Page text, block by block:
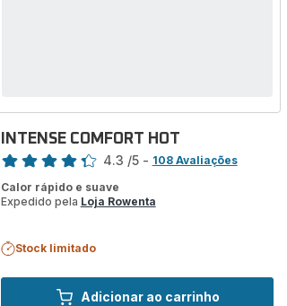
Adicionar ao carrinho
INTENSE COMFORT HOT
Classificação
4.3 /5 - 108 Avaliações
Calor rápido e suave
Expedido pela Loja Rowenta
Stock limitado